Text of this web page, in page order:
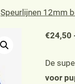
Speurlijnen 12mm
€24,50
De
voor